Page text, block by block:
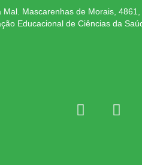
Mal. Mascarenhas de Morais,
Educacional de Ciências da